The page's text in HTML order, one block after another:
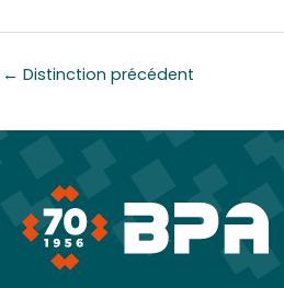
← Distinction précédent